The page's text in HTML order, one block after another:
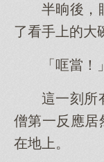
半晌後，
了看手上的大
「哐當！」
這一刻所
僧第一反應居
在地上。